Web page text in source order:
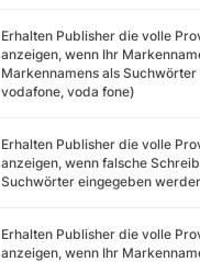
Erhalten Publisher die volle
anzeigen, wenn Ihr
Markennamens als
vodafone, voda fone)
Erhalten Publisher die volle
anzeigen, wenn falsche
Suchwörter eingegeben
Erhalten Publisher die volle
anzeigen, wenn Ihr